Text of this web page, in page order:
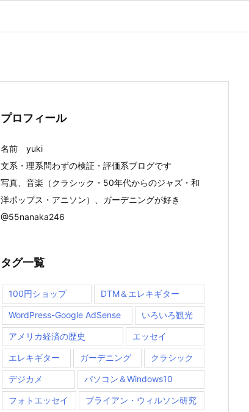
プロフィール
名前 yuki
文系・理系問わずの検証・評価系ブログです
写真、音楽（クラシック・50年代からのジャズ・和
洋ポップス・アニソン）、ガーデニングが好き
@55nanaka246
タグ一覧
100円ショップ DTM＆エレキギター
WordPress-Google AdSense いろいろ観光
アメリカ経済の歴史 エッセイ
エレキギター ガーデニング クラシック
デジカメ パソコン＆Windows10
フォトエッセイ ブライアン・ウィルソン研究